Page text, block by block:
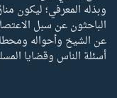
وبذله المعرفي؛ ليكون
الباحثون عن سبل
عن الشيخ وأحواله
أسئلة الناس وقضايا